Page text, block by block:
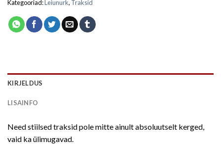
Kategooriad:Leiunurk, Traksid
KIRJELDUS
LISAINFO
Need stiilsed traksid pole mitte ainult absoluutselt kerged,
vaid ka ülimugavad.